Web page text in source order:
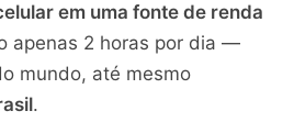
em uma fonte de renda
apenas 2 horas por dia —
mundo, até mesmo
.